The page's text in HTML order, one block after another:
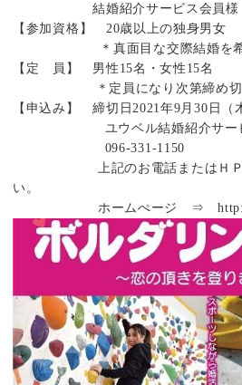
結婚紹介サービス会員様
【参加資格】 20歳以上の独身男女
＊真面目な交際結婚を希望
【定 員】 男性15名・女性15名
＊定員になり次第締め切
【申込み】 締切日2021年9月30日（
ユウベル結婚紹介サービ
096-331-1150
上記のお電話またはＨＰよ
い。
ホームぺージ ⇒